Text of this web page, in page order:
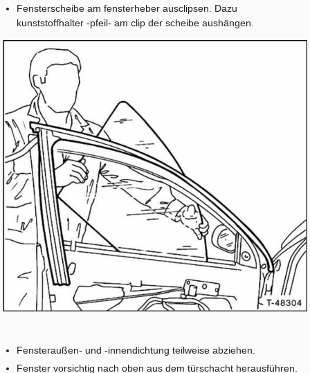
Fensterscheibe am fensterheber ausclipsen. Dazu
kunststoffhalter -pfeil- am clip der scheibe aushängen.
Fensteraußen- und -innendichtung teilweise abziehen.
Fenster vorsichtig nach oben aus dem türschacht herausführen.